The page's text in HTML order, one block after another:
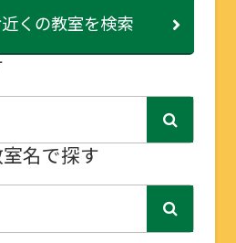
くの教室を検索
名で探す